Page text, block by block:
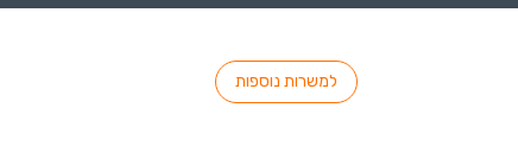
למשרות נוספות